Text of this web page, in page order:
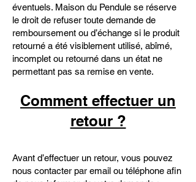
éventuels. Maison du Pendule se réserve
le droit de refuser toute demande de
remboursement ou d’échange si le produit
retourné a été visiblement utilisé, abîmé,
incomplet ou retourné dans un état ne
permettant pas sa remise en vente.
Comment effectuer un
retour ?
Avant d’effectuer un retour, vous pouvez
nous contacter par email ou téléphone afin